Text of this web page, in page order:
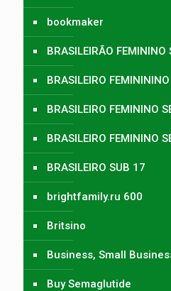
bookmaker
BRASILEIRÃO FEMININO
BRASILEIRO
BRASILEIRO FEMININO
BRASILEIRO FEMININO
BRASILEIRO SUB 17
brightfamily.ru 600
Britsino
Business, Small
Buy Semaglutide